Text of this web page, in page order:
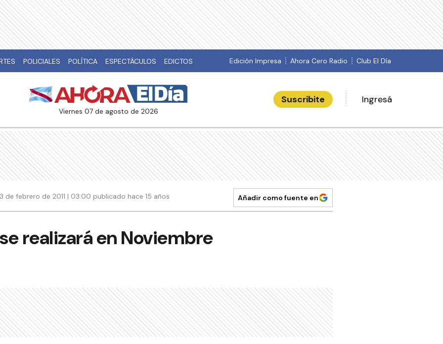
POLICIALES POLÍTICA ESPECTÁCULOS EDICTOS Edición Impresa Ahora Cero Radio Club El Día
viernes 07 de agosto de 2026
Suscribite Ingresá
de febrero de 2011 | 03:00 publicado hace 15 años Añadir como fuente en
realizará en Noviembre